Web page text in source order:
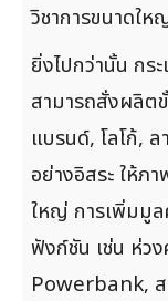
วิชาการขนาดให
ยิ่งไปกว่านั้น กร
สามารถสั่งผลิ
แบรนด์, โลโก้, ล
อย่างอิสระ ให้
ใหญ่ การเพิ่มมูล
ฟังก์ชัน เช่น ห่ว
Powerbank, ส